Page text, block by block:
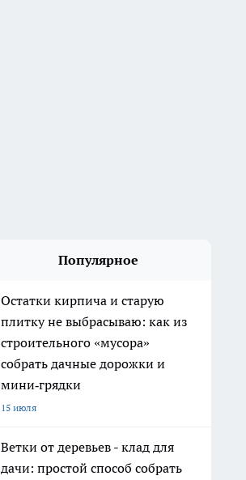
Популярное
Остатки кирпича и старую
плитку не выбрасываю: как из
строительного «мусора»
собрать дачные дорожки и
мини‑грядки
15 июля
Ветки от деревьев - клад для
дачи: простой способ собрать